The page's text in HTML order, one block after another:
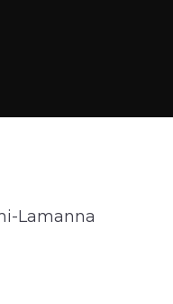
Lamanna